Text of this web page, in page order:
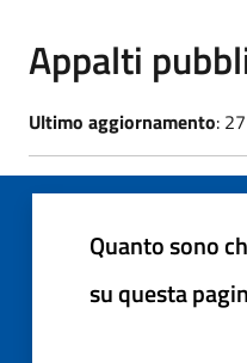
Appalti
Ultimo aggiornamento:
Quanto sono
su questa